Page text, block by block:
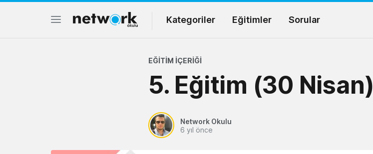
Kategoriler Eğitimler Sorular
EĞITIM İÇERIĞI
5. Eğitim (30 Nisan)
Network Okulu
6 yıl önce